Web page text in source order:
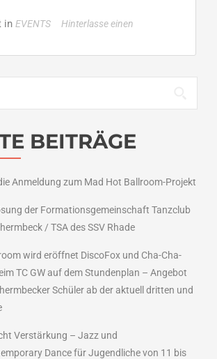
about
-
in EVENTS
Hinterlasse einen
BEITRÄGE
Anmeldung zum Mad Hot Ballroom-Projekt
der Formationsgemeinschaft Tanzclub
/ TSA des SSV Rhade
wird eröffnet DiscoFox und Cha-Cha-
TC GW auf dem Stundenplan – Angebot
Schüler ab der aktuell dritten und
Verstärkung – Jazz und
Dance für Jugendliche von 11 bis